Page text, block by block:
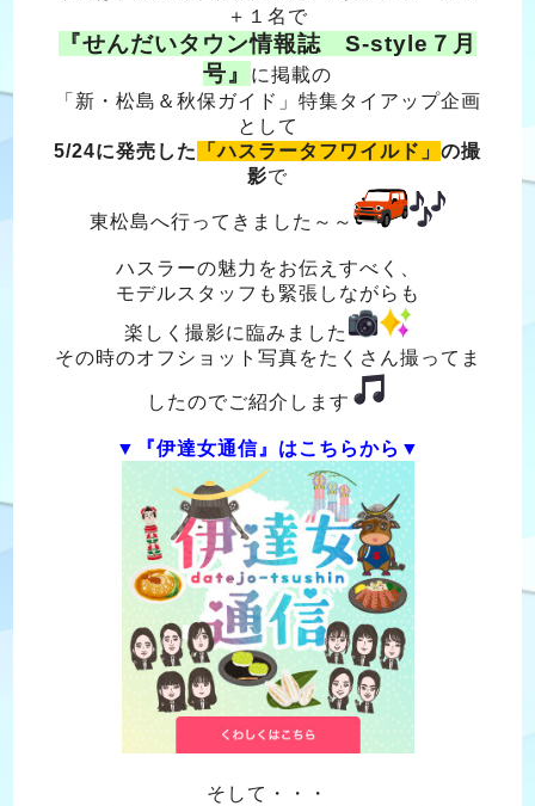
＋１名で
『せんだいタウン情報誌 S-style７月
号』
に掲載の
「新・松島＆秋保ガイド」特集タイアップ企画
として
5/24に発売した
「ハスラータフワイルド」 の撮
影で
東松島へ行ってきました～～
ハスラーの魅力をお伝えすべく、
モデルスタッフも緊張しながらも
楽しく撮影に臨みました
その時のオフショット写真をたくさん撮ってま
したのでご紹介します
▼『伊達女通信』はこちらから▼
そして・・・